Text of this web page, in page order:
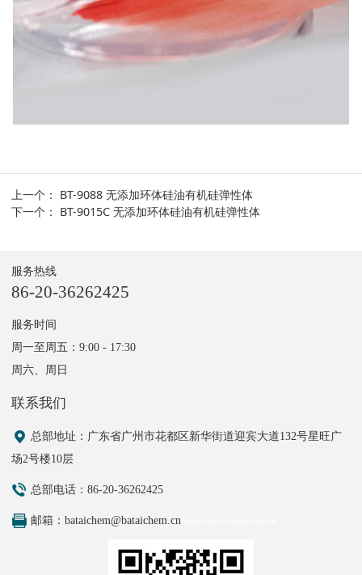
上一个： BT-9088 无添加环体硅油有机硅弹性体
下一个： BT-9015C 无添加环体硅油有机硅弹性体
服务热线
86-20-36262425
服务时间
周一至周五：9:00 - 17:30
周六、周日
联系我们
总部地址 ：广东省广州市花都区新华街道迎宾大道132号星旺广
场2号楼10层
总部电话：86-20-36262425
邮箱：bataichem@bataichem.cn